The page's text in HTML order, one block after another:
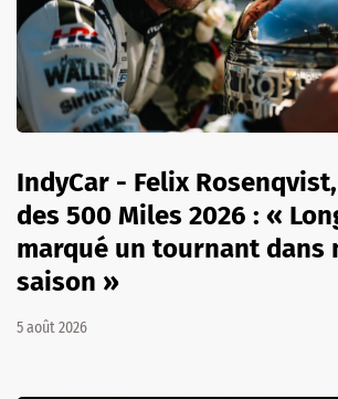
IndyCar - Felix
des 500 Miles 2026 : «
marqué un tournant dans
saison »
5 août 2026